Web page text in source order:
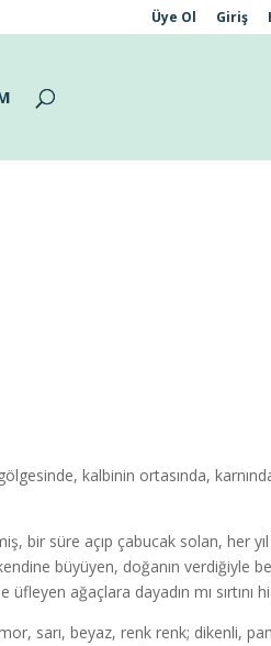
Üye Ol Giriş
kalbinin ortasında,
bir süre açıp çabucak solan, her
büyüyen, doğanın verdiğiyle
ağaçlara dayadın mı sırtını
sarı, beyaz, renk renk; dikenli,